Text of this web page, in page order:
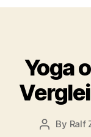
Yoga
Post
By Ralf